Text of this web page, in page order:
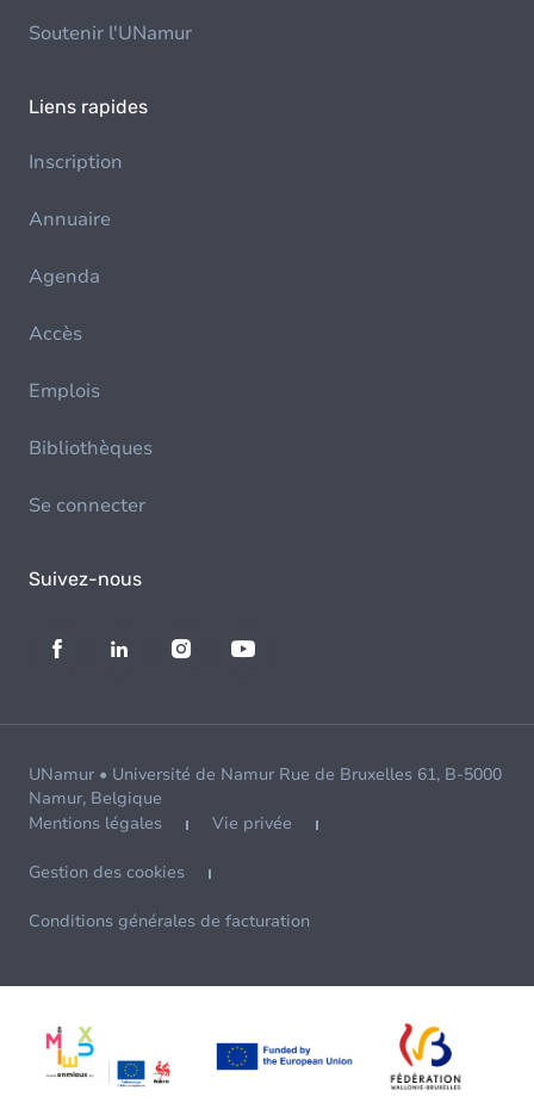
Soutenir l'UNamur
Liens rapides
Inscription
Annuaire
Agenda
Accès
Emplois
Bibliothèques
Se connecter
Suivez-nous
UNamur • Université de Namur Rue de Bruxelles 61, B-5000
Namur, Belgique
Mentions légales
Vie privée
Gestion des cookies
Conditions générales de facturation